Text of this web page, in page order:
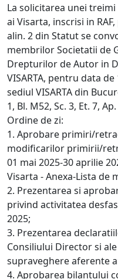
La solicitarea unei
ai Visarta, inscrisi in
alin. 2 din Statut se
membrilor Societatii de
Drepturilor de Autor in
VISARTA, pentru data
sediul VISARTA din
1, Bl. M52, Sc. 3, Et. 7,
Ordine de zi:
1. Aprobare primiri/
modificarilor primirii/
01 mai 2025-30 aprilie
Visarta - Anexa-Lista de
2. Prezentarea si
privind activitatea
2025;
3. Prezentarea
Consiliului Director si
supraveghere aferente
4. Aprobarea bilantului